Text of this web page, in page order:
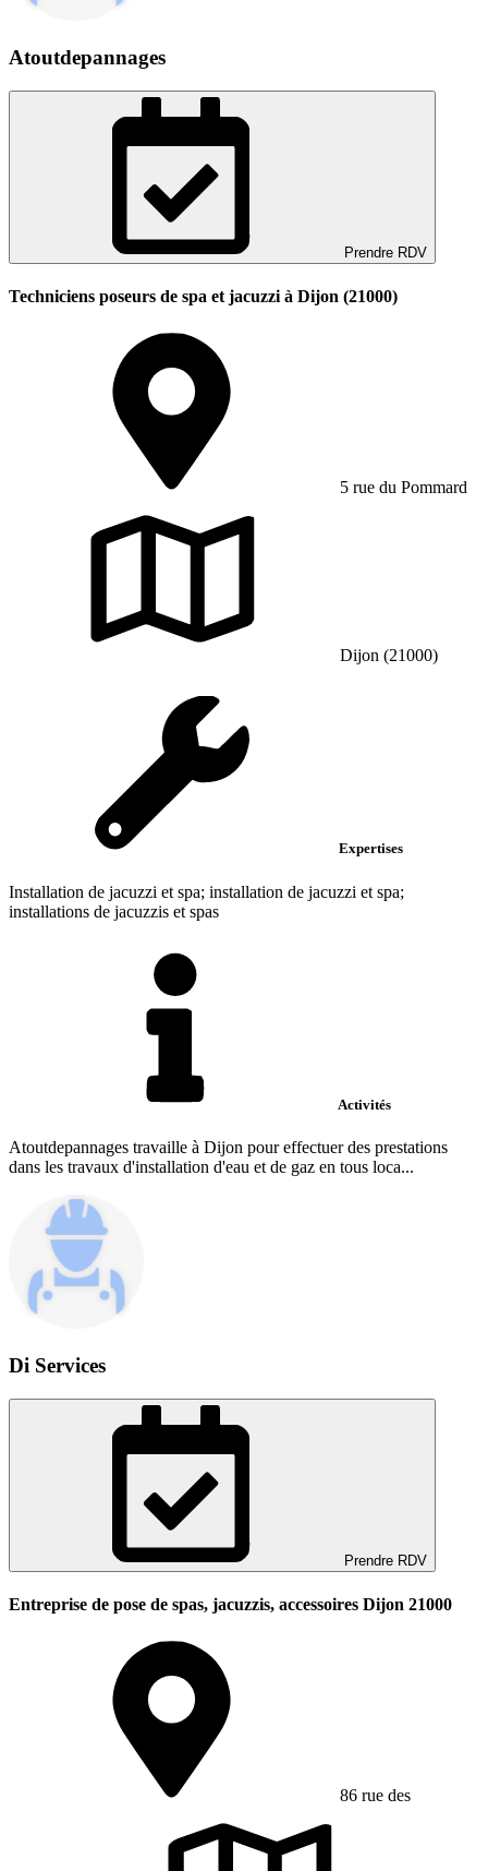
Atoutdepannages
Prendre RDV
Techniciens poseurs de spa et jacuzzi à Dijon (21000)
5 rue du Pommard
Dijon (21000)
Expertises
Installation de jacuzzi et spa; installation de jacuzzi et spa;
installations de jacuzzis et spas
Activités
Atoutdepannages travaille à Dijon pour effectuer des prestations
dans les travaux d'installation d'eau et de gaz en tous loca...
Di Services
Prendre RDV
Entreprise de pose de spas, jacuzzis, accessoires Dijon 21000
86 rue des